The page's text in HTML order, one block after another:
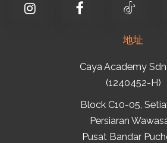
地址
Caya Academy
(1240452-H)
Block C10-05,
Persiaran
Pusat Bandar